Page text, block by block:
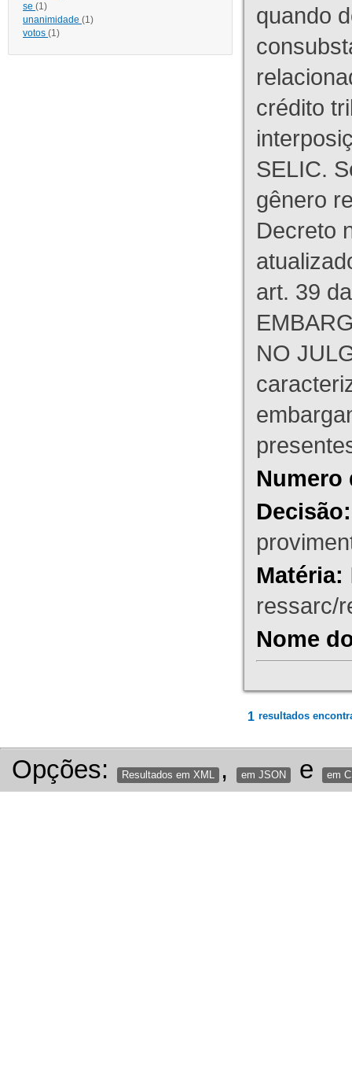
se (1)
unanimidade (1)
votos (1)
quando
crédito
SELIC.
gênero
Decreto
art. 39
NO
Numero
Decisão:
Matéria:
ressarc/
Nome
1 resultados
Opções: Resultados em XML , em JSON e em